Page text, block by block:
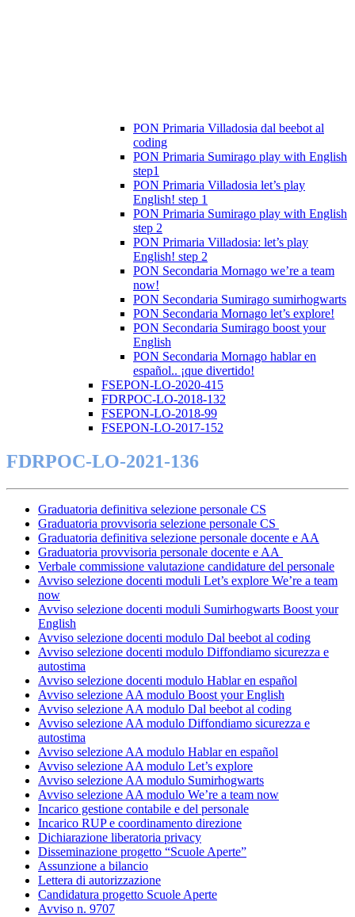
PON Primaria Villadosia dal beebot al
coding
PON Primaria Sumirago play with English
step1
PON Primaria Villadosia let’s play
English! step 1
PON Primaria Sumirago play with English
step 2
PON Primaria Villadosia: let’s play
English! step 2
PON Secondaria Mornago we’re a team
now!
PON Secondaria Sumirago sumirhogwarts
PON Secondaria Mornago let’s explore!
PON Secondaria Sumirago boost your
English
PON Secondaria Mornago hablar en
español.. ¡que divertido!
FSEPON-LO-2020-415
FDRPOC-LO-2018-132
FSEPON-LO-2018-99
FSEPON-LO-2017-152
FDRPOC-LO-2021-136
Graduatoria definitiva selezione personale CS
Graduatoria provvisoria selezione personale CS
Graduatoria definitiva selezione personale docente e AA
Graduatoria provvisoria personale docente e AA
Verbale commissione valutazione candidature del personale
Avviso selezione docenti moduli Let’s explore We’re a team
now
Avviso selezione docenti moduli Sumirhogwarts Boost your
English
Avviso selezione docenti modulo Dal beebot al coding
Avviso selezione docenti modulo Diffondiamo sicurezza e
autostima
Avviso selezione docenti modulo Hablar en español
Avviso selezione AA modulo Boost your English
Avviso selezione AA modulo Dal beebot al coding
Avviso selezione AA modulo Diffondiamo sicurezza e
autostima
Avviso selezione AA modulo Hablar en español
Avviso selezione AA modulo Let’s explore
Avviso selezione AA modulo Sumirhogwarts
Avviso selezione AA modulo We’re a team now
Incarico gestione contabile e del personale
Incarico RUP e coordinamento direzione
Dichiarazione liberatoria privacy
Disseminazione progetto “Scuole Aperte”
Assunzione a bilancio
Lettera di autorizzazione
Candidatura progetto Scuole Aperte
Avviso n. 9707